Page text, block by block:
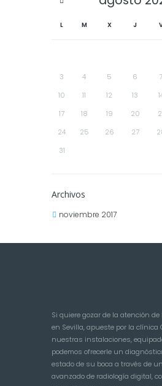
L M X J
3
4 5 6 7
10
11 12 13
17
18 19 20
24
25 26 27
31
Archivos
noviembre 2017
Si quiere gozar de la atención
en Sevilla, apueste por la clínica
nuestras instalaciones,
podemos ofrecerle un
estado de su boca a través de
avanzado de radiología digital,